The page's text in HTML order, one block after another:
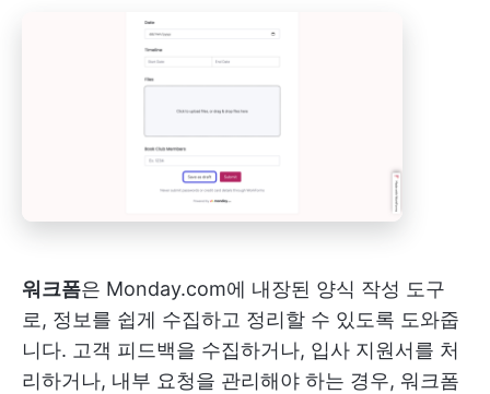
워크폼은 Monday.com에 내장된 양식 작성 도구
로, 정보를 쉽게 수집하고 정리할 수 있도록 도와줍
니다. 고객 피드백을 수집하거나, 입사 지원서를 처
리하거나, 내부 요청을 관리해야 하는 경우, 워크폼